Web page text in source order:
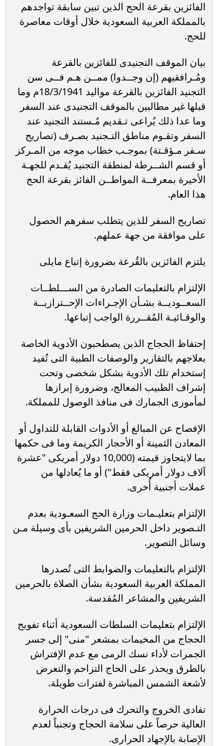
الفائزين بقرعة الحج الذين تبين سابقة تواجدهم
بالمملكة العربية السعودية خلال أوقات معاصرة
للحج.
بيان الموقف التجنيدى للفائزين بالقرعة
ومُـرافقيهم (إن وجــدوا) ممــن هـم فــى سن
التجنيد الفائزين بالقرعة مواليد 18/3/1941م وما
قبلها غير مطالبين بالموقف التجنيدى عند السفر
وما عدا ذلك يُراعى تـقديم مُـستند التجنيد عند
السفر وتقـوم مناطق التـجنيد بصـرف (تصاريح
سـفر مـؤقـتة) بموجـب خطاب موجه من المـركز
أو قسم الشــرطة لمنطقة التجنيد يُقـدم للجهـة
الأخيرة بمعرفــة المواطــن الفائز بقرعة الحج
هذا العام.
تصاريح السفر للذين يتطلب سفرهم الحصول
على موافقة من جهة عملهم.
يلتزم الفائزين بالقُرعة بضرورة إتباع مايلى
الإلتزام بالتعليمات الصادرة من الســـلطــات
السعــوديــة بشـأن الإجـراءات الإحــترازيــة
والوقـائيـة المُقــررة الواجب إتباعها.
إحتفاظ الحجاج الذين يصطحبون الأدوية الخاصة
بعلاجهم بالتقارير والوصفات الطبية التى تُفيد
إستخدام تلك الأدوية بشكل شخصى وتحت
إشراف الطبيب المعالج، وضرورة إبرازها
لمأمورى الجمارك فى منافذ الوصول للمملكة.
الإفصاح عن المبالغ أو الأدوات القابلة للتداول أو
المعادن الثمينة أو الأحجار الكريمة وما فى حكمها
بما لايتجاوز قيمته (10,000 دولار أمريكى "عشرة
آلاف دولار أمريكى فقط") أو ما يُعادلها من
عملات أجنبية أُخرى.
الإلتزام بتعليـمات وزارة الحج السعـودية بعدم
التـصوير داخل الحرمين الشريفين بأى وسيلة مـن
وسائل التصوير.
الإلتزام بالتعليمات والضوابط التى تُصدرها
المملكة العربية السعودية بشأن الصلاة بالحرمين
الشريفين والمشاعر المُقدسة.
الإلتزام بتعليمات السلطات السعودية أثناء تفويج
الحجاج من المخيمات بمشعر "منى" إلى جسر
الجمرات لأداء نسك الرمى مع عدم الإفتراش
بالطرق ويحذر على الحاج التزاحم والتعرض
لأشعة الشمس المباشرة لفترات طويلة.
تفادى الخروج والتحرك فى درجات الحرارة
العالية حرصاً على سلامة الحجاج وتجنباً لعدم
الإصابة بالإجهاد الحرارى.